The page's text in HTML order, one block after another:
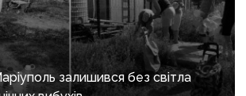
залишився без світла